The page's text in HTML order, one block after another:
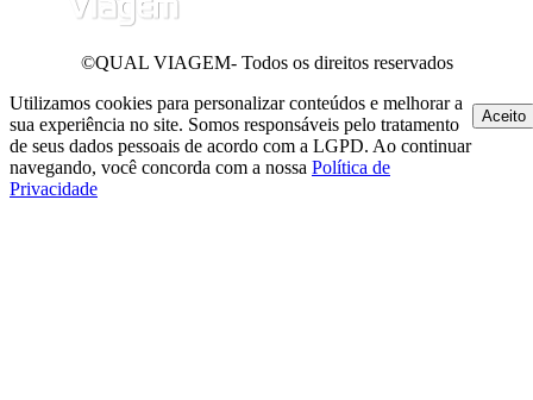
©QUAL VIAGEM- Todos os direitos reservados
Utilizamos cookies para personalizar conteúdos e melhorar a
sua experiência no site. Somos responsáveis pelo tratamento
de seus dados pessoais de acordo com a LGPD. Ao continuar
navegando, você concorda com a nossa Política de
Privacidade
Aceito